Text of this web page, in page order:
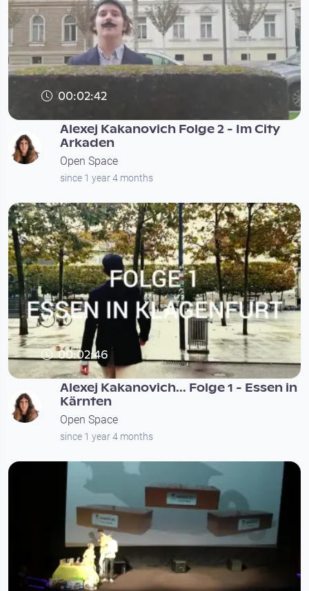
00:02:42
Alexej Kakanovich Folge 2 - Im City
Arkaden
Open Space
since 1 year 4 months
00:02:46
Alexej Kakanovich... Folge 1 - Essen in
Kärnten
Open Space
since 1 year 4 months